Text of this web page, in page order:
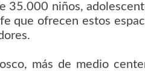
35.000 niños,
que ofrecen estos
más de medio